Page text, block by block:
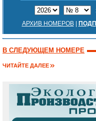
АРХИВ НОМЕРОВ|
В СЛЕДУЮЩЕМ НОМЕРЕ
ЧИТАЙТЕ ДАЛЕЕ